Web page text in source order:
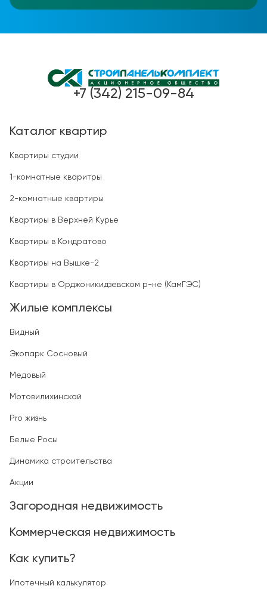
+7 (342) 215-09-84
Каталог квартир
Квартиры студии
1-комнатные кваритры
2-комнатные квартиры
Квартиры в Верхней Курье
Квартиры в Кондратово
Квартиры на Вышке-2
Квартиры в Орджоникидзевском р-не (КамГЭС)
Жилые комплексы
Видный
Экопарк Сосновый
Медовый
Мотовилихинскай
Pro жизнь
Белые Росы
Динамика строительства
Акции
Загородная недвижимость
Коммерческая недвижимость
Как купить?
Ипотечный калькулятор